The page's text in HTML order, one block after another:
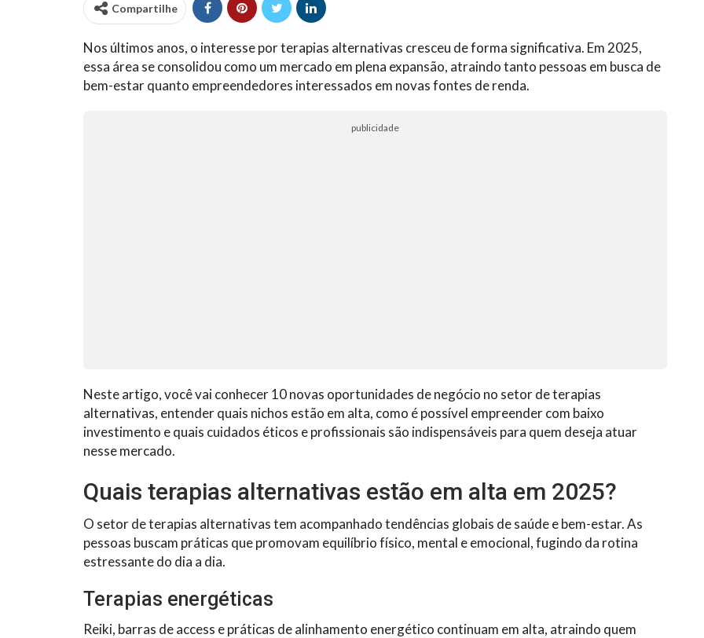
Compartilhe
Nos últimos anos, o interesse por terapias alternativas cresceu de forma significativa. Em 2025,
essa área se consolidou como um mercado em plena expansão, atraindo tanto pessoas em busca de
bem-estar quanto empreendedores interessados em novas fontes de renda.
publicidade
Neste artigo, você vai conhecer 10 novas oportunidades de negócio no setor de terapias
alternativas, entender quais nichos estão em alta, como é possível empreender com baixo
investimento e quais cuidados éticos e profissionais são indispensáveis para quem deseja atuar
nesse mercado.
Quais terapias alternativas estão em alta em 2025?
O setor de terapias alternativas tem acompanhado tendências globais de saúde e bem-estar. As
pessoas buscam práticas que promovam equilíbrio físico, mental e emocional, fugindo da rotina
estressante do dia a dia.
Terapias energéticas
Reiki, barras de access e práticas de alinhamento energético continuam em alta, atraindo quem